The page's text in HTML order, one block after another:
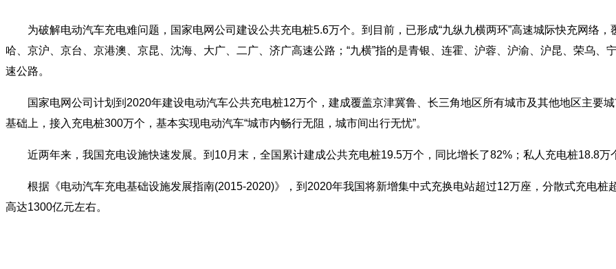
为破解电动汽车充电难问题，国家电网公司建设公共充电桩5.6万个。到目前，已形成“九纵九横两环”高速城际快充网络，
哈、京沪、京台、京港澳、京昆、沈海、大广、二广、济广高速公路；“九横”指的是青银、连霍、沪蓉、沪渝、沪昆、荣乌、
速公路。
国家电网公司计划到2020年建设电动汽车公共充电桩12万个，建成覆盖京津冀鲁、长三角地区所有城市及其他地区主要
基础上，接入充电桩300万个，基本实现电动汽车“城市内畅行无阻，城市间出行无忧”。
近两年来，我国充电设施快速发展。到10月末，全国累计建成公共充电桩19.5万个，同比增长了82%；私人充电桩18.8万
根据《电动汽车充电基础设施发展指南(2015-2020)》，到2020年我国将新增集中式充换电站超过12万座，分散式充电桩
高达1300亿元左右。